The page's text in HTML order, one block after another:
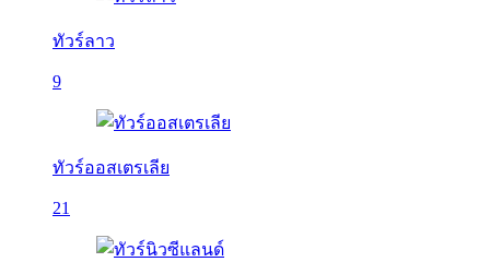
ทัวร์ลาว
9
ทัวร์ออสเตรเลีย
21